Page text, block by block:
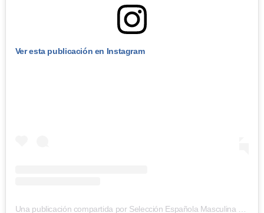
Ver esta publicación en Instagram